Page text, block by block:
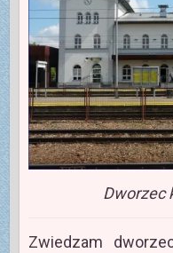
Dworzec
Zwiedzam